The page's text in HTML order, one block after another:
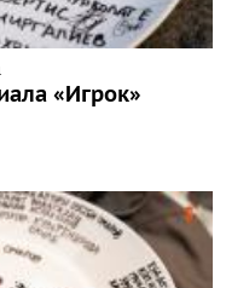
«Игрок»